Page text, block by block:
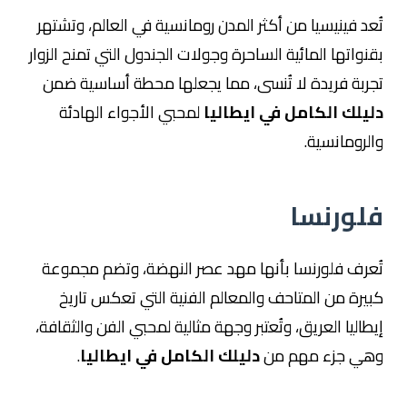
تُعد فينيسيا من أكثر المدن رومانسية في العالم، وتشتهر
بقنواتها المائية الساحرة وجولات الجندول التي تمنح الزوار
تجربة فريدة لا تُنسى، مما يجعلها محطة أساسية ضمن
دليلك الكامل في ايطاليالمحبي الأجواء الهادئة
والرومانسية.
فلورنسا
تُعرف فلورنسا بأنها مهد عصر النهضة، وتضم مجموعة
كبيرة من المتاحف والمعالم الفنية التي تعكس تاريخ
إيطاليا العريق، وتُعتبر وجهة مثالية لمحبي الفن والثقافة،
وهي جزء مهم مندليلك الكامل في ايطاليا.